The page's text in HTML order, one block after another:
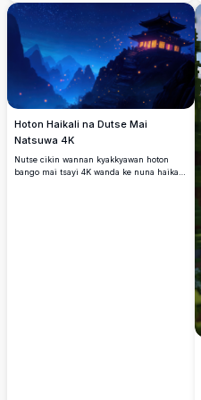
haske, silhouette na duwatsu masu nisa,
da ruwa mai santsi, cikakke don ƙirƙirar
yanayi na salama akan allon ku.
Hoton Haikali na Dutse Mai
Natsuwa 4K
Nutse cikin wannan kyakkyawan hoton
bango mai tsayi 4K wanda ke nuna haikali